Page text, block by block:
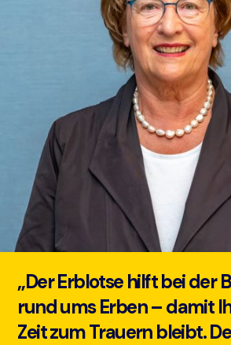
„Der Erblotse hilft bei der
rund ums Erben – damit
Zeit zum Trauern bleibt.